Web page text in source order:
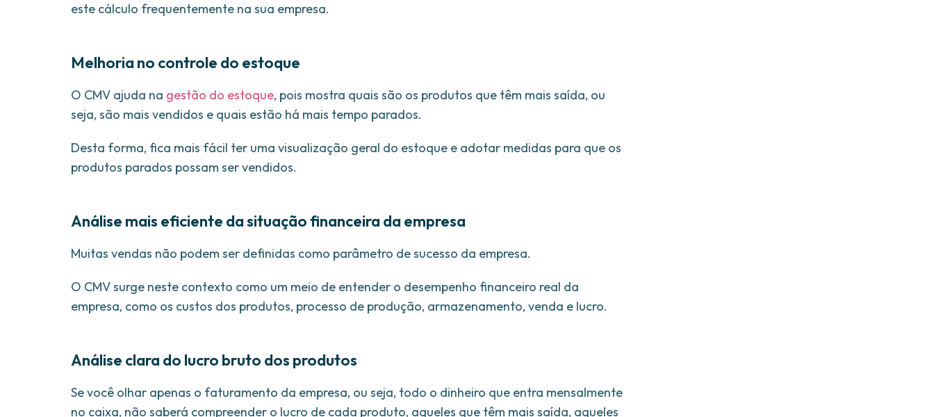
este cálculo frequentemente na sua empresa.
Melhoria no controle do estoque
O CMV ajuda na gestão do estoque, pois mostra quais são os produtos que têm mais saída, ou
seja, são mais vendidos e quais estão há mais tempo parados.
Desta forma, fica mais fácil ter uma visualização geral do estoque e adotar medidas para que os
produtos parados possam ser vendidos.
Análise mais eficiente da situação financeira da empresa
Muitas vendas não podem ser definidas como parâmetro de sucesso da empresa.
O CMV surge neste contexto como um meio de entender o desempenho financeiro real da
empresa, como os custos dos produtos, processo de produção, armazenamento, venda e lucro.
Análise clara do lucro bruto dos produtos
Se você olhar apenas o faturamento da empresa, ou seja, todo o dinheiro que entra mensalmente
no caixa, não saberá compreender o lucro de cada produto, aqueles que têm mais saída, aqueles